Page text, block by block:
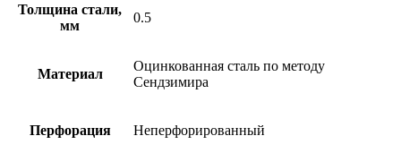
Толщина стали,
мм
0.5
Материал
Оцинкованная сталь по методу
Сендзимира
Перфорация Неперфорированный